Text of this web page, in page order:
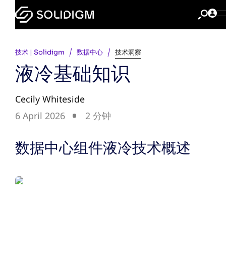
技术 | Solidigm 数据中心 技术洞察
液冷基础知识
Cecily Whiteside
6 April 2026
2 分钟
数据中心组件液冷技术概述